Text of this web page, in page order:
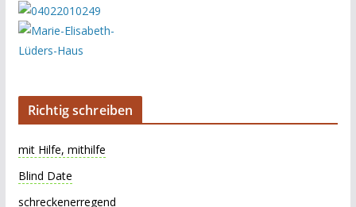
Richtig schreiben
mit Hilfe, mithilfe
Blind Date
schreckenerregend